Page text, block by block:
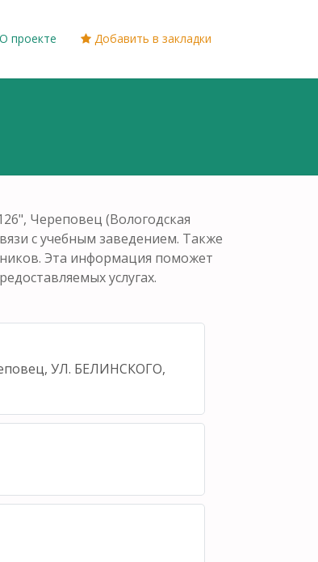
О проекте Добавить в закладки
Череповец (Вологодская
с учебным заведением. Также
Эта информация поможет
услугах.
УЛ. БЕЛИНСКОГО,